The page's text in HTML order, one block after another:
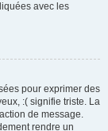
avec les
pour exprimer des
:( signifie triste. La
de message.
rendre un